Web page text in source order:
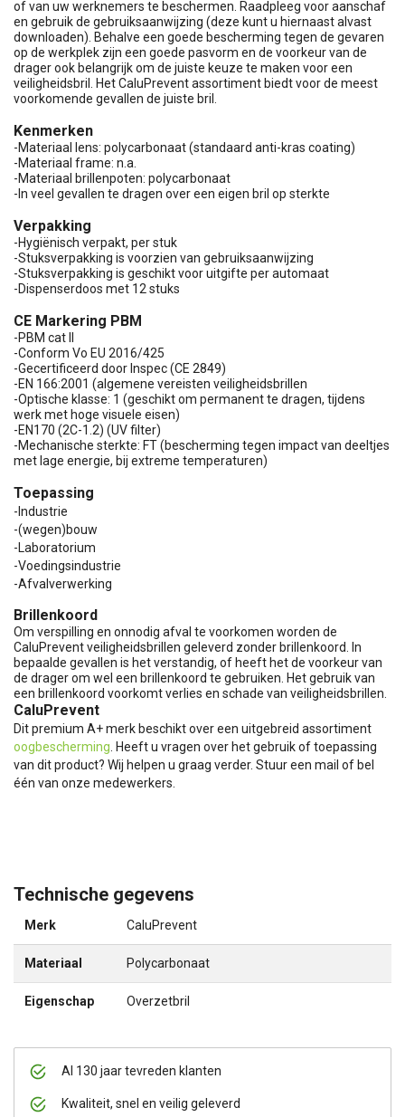
Al 130 jaar tevreden klanten
Kwaliteit, snel en veilig geleverd
of van uw werknemers te beschermen. Raadpleeg voor aanschaf
en gebruik de gebruiksaanwijzing (deze kunt u hiernaast alvast
downloaden). Behalve een goede bescherming tegen de gevaren
op de werkplek zijn een goede pasvorm en de voorkeur van de
drager ook belangrijk om de juiste keuze te maken voor een
veiligheidsbril. Het CaluPrevent assortiment biedt voor de meest
voorkomende gevallen de juiste bril.
Kenmerken
-Materiaal lens: polycarbonaat (standaard anti-kras coating)
-Materiaal frame: n.a.
-Materiaal brillenpoten: polycarbonaat
-In veel gevallen te dragen over een eigen bril op sterkte
Verpakking
-Hygiënisch verpakt, per stuk
-Stuksverpakking is voorzien van gebruiksaanwijzing
-Stuksverpakking is geschikt voor uitgifte per automaat
-Dispenserdoos met 12 stuks
CE Markering PBM
-PBM cat II
-Conform Vo EU 2016/425
-Gecertificeerd door Inspec (CE 2849)
-EN 166:2001 (algemene vereisten veiligheidsbrillen
-Optische klasse: 1 (geschikt om permanent te dragen, tijdens
werk met hoge visuele eisen)
-EN170 (2C-1.2) (UV filter)
-Mechanische sterkte: FT (bescherming tegen impact van deeltjes
met lage energie, bij extreme temperaturen)
Toepassing
-Industrie
-(wegen)bouw
-Laboratorium
-Voedingsindustrie
-Afvalverwerking
Brillenkoord
Om verspilling en onnodig afval te voorkomen worden de
CaluPrevent veiligheidsbrillen geleverd zonder brillenkoord. In
bepaalde gevallen is het verstandig, of heeft het de voorkeur van
de drager om wel een brillenkoord te gebruiken. Het gebruik van
een brillenkoord voorkomt verlies en schade van veiligheidsbrillen.
CaluPrevent
Dit premium A+ merk beschikt over een uitgebreid assortiment
oogbescherming . Heeft u vragen over het gebruik of toepassing
van dit product? Wij helpen u graag verder. Stuur een mail of bel
één van onze medewerkers.
Technische gegevens
Merk CaluPrevent
Materiaal Polycarbonaat
Eigenschap Overzetbril